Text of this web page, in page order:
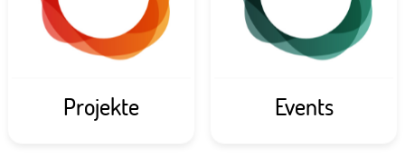
Projekte Events